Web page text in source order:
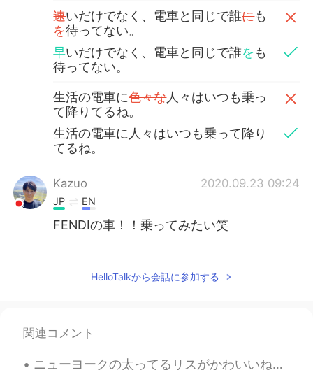
速いだけでなく、電車と同じで誰にも
を待ってない。
早いだけでなく、電車と同じで誰を も
待ってない。
生活の電車に色々な人々はいつも乗っ
て降りてるね。
生活の電車に人々はいつも乗って降り
てるね。
Kazuo 2020.09.23 09:24
JP EN
FENDIの車！！乗ってみたい笑
DE
イギリスとスコットランドに行っ
HelloTalkから会話に参加する
関連コメント
ニューヨークの太ってるリスがかわいいね！ 友達はリスの写真を撮ってる私の写真を撮りました。笑 Does it make any sense? My friend took a photo o...